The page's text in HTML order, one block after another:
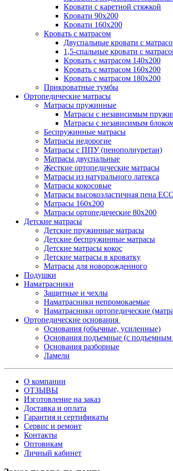
Кровати с каретной стяжкой
Кровати 90х200
Кровати 160х200
Кровать с матрасом
Двуспальные кровати с
1,5-спальные кровати с
Кровать с матрасом 140х200
Кровать с матрасом 160х200
Кровать с матрасом 180х200
Прикроватные тумбы
Ортопедические матрасы
Матрасы пружинные
Матрасы с независимым
Матрасы с независимым
Беспружинные матрасы
Матрасы недорогие
Матрасы с ППУ (пенополиуретан)
Матрасы двуспальные
Жесткие ортопедические матрасы
Матрасы из натурального латекса
Матрасы кокосовые
Матрасы высокоэластичная пена
Матрасы 160х200
Матрасы ортопедические 80х200
Детские матрасы
Детские пружинные матрасы
Детские беспружинные матрасы
Детские матрасы кокос
Детские матрасы в кроватку
Матрасы для новорожденного
Подушки
Наматрасники
Защитные и чехлы
Наматрасники непромокаемые
Наматрасники ортопедические
Ортопедические основания
Основания (обычные, усиленные)
Основания подъемные (с
Основания разборные
Ламели
О компании
ОТЗЫВЫ
Изготовление на заказ
Доставка и оплата
Гарантия и сертификаты
Сервис и ремонт
Контакты
Оптовикам
Личный кабинет